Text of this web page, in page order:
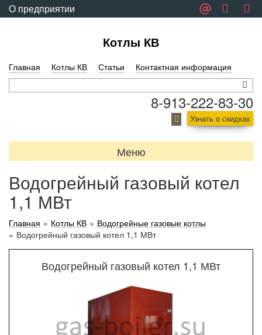
О предприятии
Котлы КВ
Главная Котлы КВ Статьи Контактная информация
8-913-222-83-30
Узнать о скидках
Меню
Водогрейный газовый котел
1,1 МВт
Главная » Котлы КВ » Водогрейные газовые котлы
» Водогрейный газовый котел 1,1 МВт
Водогрейный газовый котел 1,1 МВт